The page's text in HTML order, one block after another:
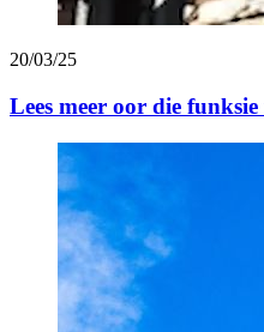
20/03/25
Lees meer oor die